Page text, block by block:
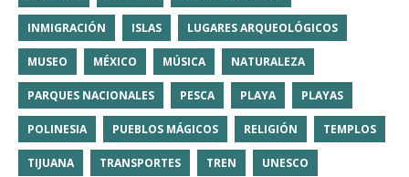
INMIGRACIÓN ISLAS LUGARES ARQUEOLÓGICOS
MUSEO MÉXICO MÚSICA NATURALEZA
PARQUES NACIONALES PESCA PLAYA PLAYAS
POLINESIA PUEBLOS MÁGICOS RELIGIÓN TEMPLOS
TIJUANA TRANSPORTES TREN UNESCO